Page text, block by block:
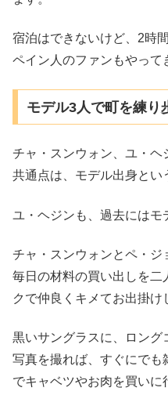
宿泊はできないけど、2時
ペイン人のファンもやって
モデル3人で町を練り
チャ・スンウォン、ユ・
共通点は、モデル出身とい
ユ・ヘジンも、過去にはモ
チャ・スンウォンとペ・ジ
毎日の材料の買い出しを二
クで仲良くキメてお出掛け
黒いサングラスに、ロング
写真を撮れば、すぐにでも
でキャベツやお肉を買いに